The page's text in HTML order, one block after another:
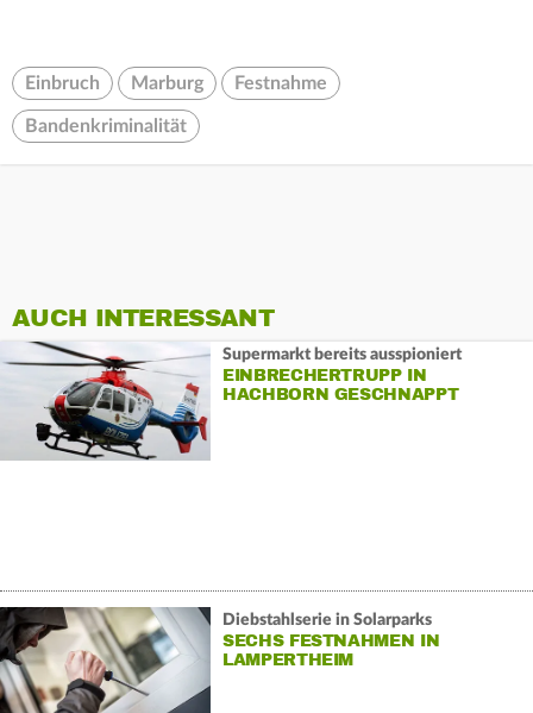
Einbruch Marburg Festnahme
Bandenkriminalität
AUCH INTERESSANT
Supermarkt bereits ausspioniert
EINBRECHERTRUPP IN
HACHBORN GESCHNAPPT
Diebstahlserie in Solarparks
SECHS FESTNAHMEN IN
LAMPERTHEIM